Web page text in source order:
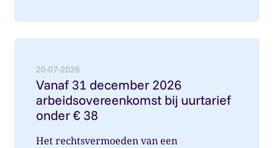
20-07-2026
Vanaf 31 december 2026
arbeidsovereenkomst bij uurtarief
onder € 38
Het rechtsvermoeden van een